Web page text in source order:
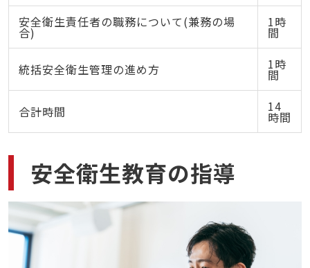
安全衛生責任者の職務について(兼務の場
合)
1時
間
統括安全衛生管理の進め方 1時
間
合計時間 14
時間
安全衛生教育の指導